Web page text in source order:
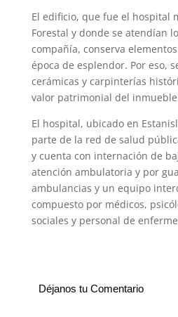
El edificio, que fue el hospital
Forestal y donde se atendían
compañía, conserva
época de esplendor. Por eso,
cerámicas y carpinterías
valor patrimonial del
El hospital, ubicado en
parte de la red de salud
y cuenta con internación de
atención ambulatoria y por
ambulancias y un equipo
compuesto por médicos,
sociales y personal de
Déjanos tu Comentario